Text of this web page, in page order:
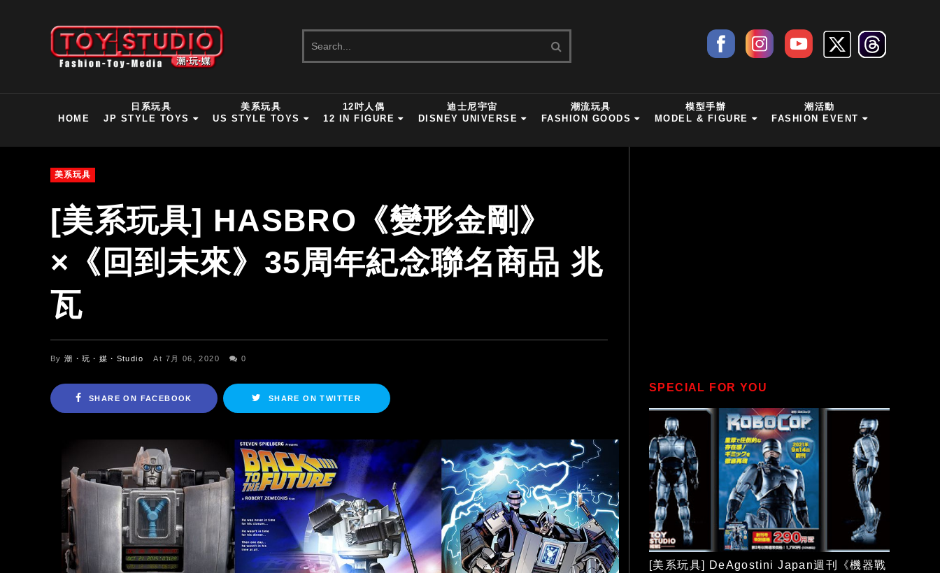
HOME
日系玩具
JP STYLE TOYS
美系玩具
US STYLE TOYS
12吋人偶
12 IN FIGURE
迪士尼宇宙
DISNEY UNIVERSE
潮流玩具
FASHION GOODS
模型手辦
MODEL & FIGURE
潮活動
FASHION EVENT
美系玩具
[美系玩具] HASBRO《變形金剛》
×《回到未來》35周年紀念聯名商品 兆
瓦
By潮・玩・媒・Studio At 7月 06, 2020 0
SHARE ON FACEBOOK SHARE ON TWITTER
SPECIAL FOR YOU
[美系玩具] DeAgostini Japan週刊《機器戰